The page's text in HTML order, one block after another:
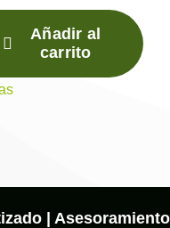
Añadir al
carrito
| Asesoramiento